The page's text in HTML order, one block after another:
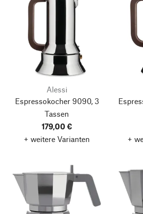
Alessi
Espressokocher 9090, 3
Tassen
179,00 €
+ weitere Varianten
+